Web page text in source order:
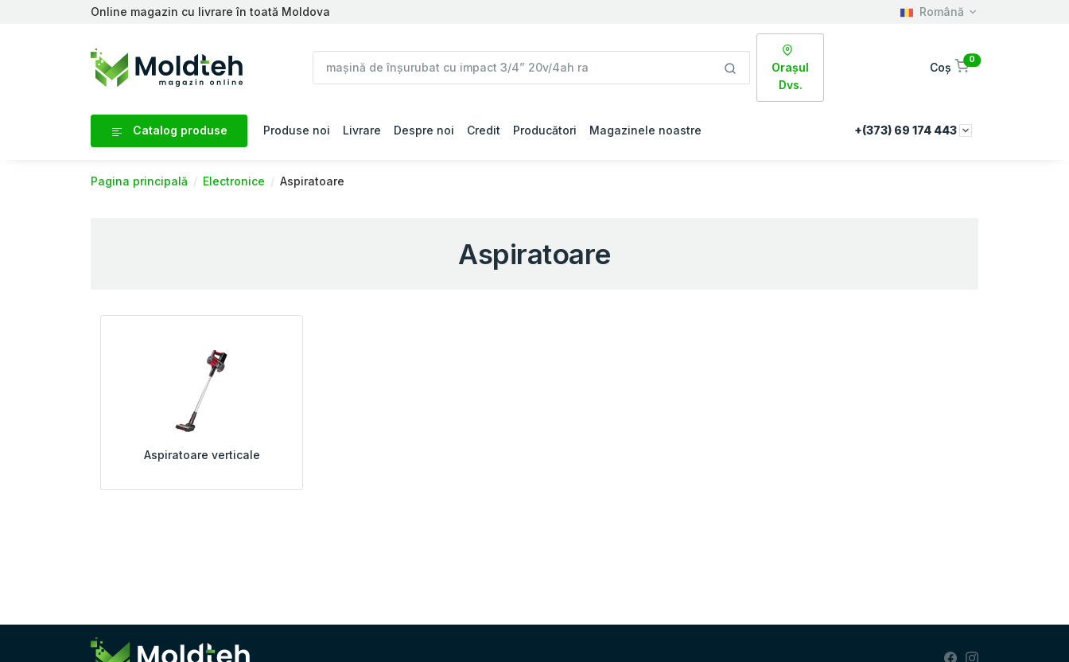
Online magazin cu livrare în toată Moldova Română
Orașul
Dvs.
Coș
0
Catalog produse Produse noi Livrare Despre noi Credit Producători Magazinele noastre +(373) 69 174 443
Pagina principală Electronice Aspiratoare
Aspiratoare
Aspiratoare verticale